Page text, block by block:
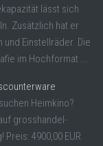
lässt sich
Zusätzlich hat er
Einstellräder. Die
im Hochformat ...
Heimkino?
grosshandel-
4900,00 EUR